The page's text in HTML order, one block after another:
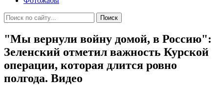
Поиск
"Мы вернули войну домой, в Россию":
Зеленский отметил важность Курской
операции, которая длится ровно
полгода. Видео